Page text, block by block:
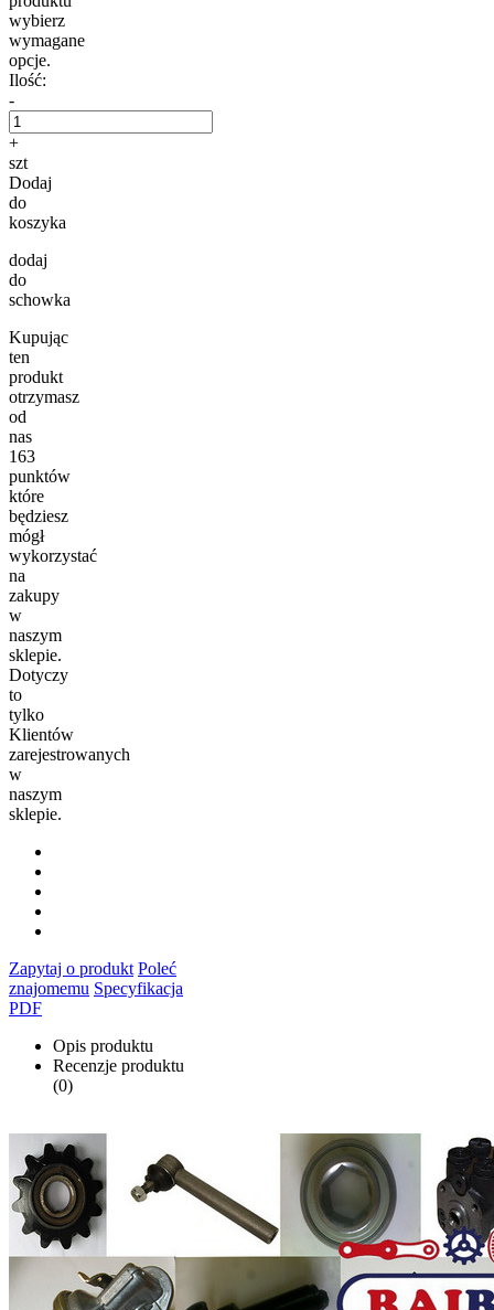
wybierz
wymagane
opcje.
Ilość:
-
+
szt
Dodaj
do
koszyka
dodaj
do
schowka
Kupując
ten
produkt
otrzymasz
od
nas
163
punktów
które
będziesz
mógł
wykorzystać
na
zakupy
w
naszym
sklepie.
Dotyczy
to
tylko
Klientów
zarejestrowanych
w
naszym
sklepie.
Zapytaj o produkt Poleć
znajomemu Specyfikacja
PDF
Opis produktu
Recenzje produktu
(0)